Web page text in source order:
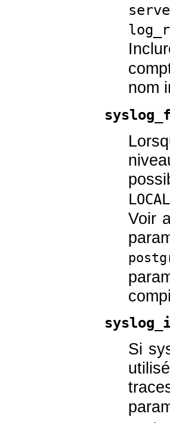
nom
Voir
Si